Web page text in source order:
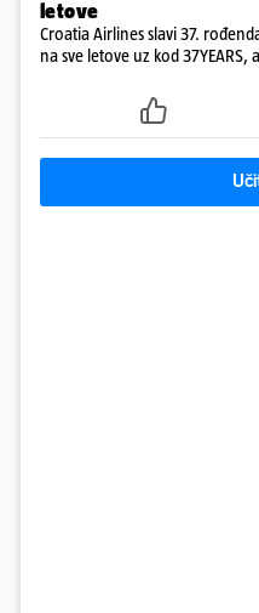
letove
Croatia Airlines slavi 37.
na sve letove uz kod 37YEARS,